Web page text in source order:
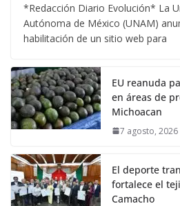
*Redacción Diario Evolución* La
Autónoma de México (UNAM)
habilitación de un sitio web para
EU reanuda
en áreas de
Michoacan
7 agosto, 2026
El deporte
fortalece el
Camacho